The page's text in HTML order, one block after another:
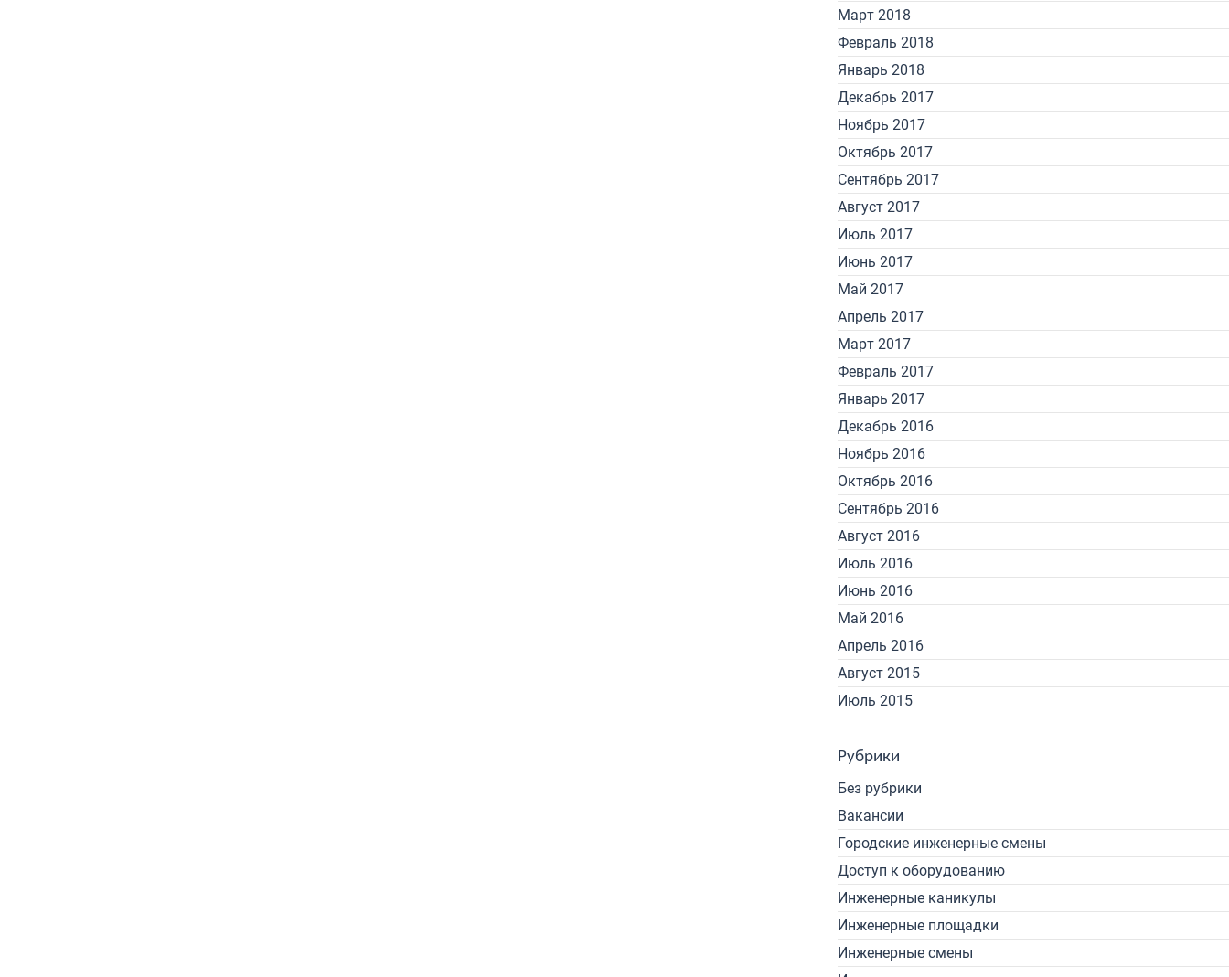
Март 2018
Февраль 2018
Январь 2018
Декабрь 2017
Ноябрь 2017
Октябрь 2017
Сентябрь 2017
Август 2017
Июль 2017
Июнь 2017
Май 2017
Апрель 2017
Март 2017
Февраль 2017
Январь 2017
Декабрь 2016
Ноябрь 2016
Октябрь 2016
Сентябрь 2016
Август 2016
Июль 2016
Июнь 2016
Май 2016
Апрель 2016
Август 2015
Июль 2015
Рубрики
Без рубрики
Вакансии
Городские инженерные смены
Доступ к оборудованию
Инженерные каникулы
Инженерные площадки
Инженерные смены